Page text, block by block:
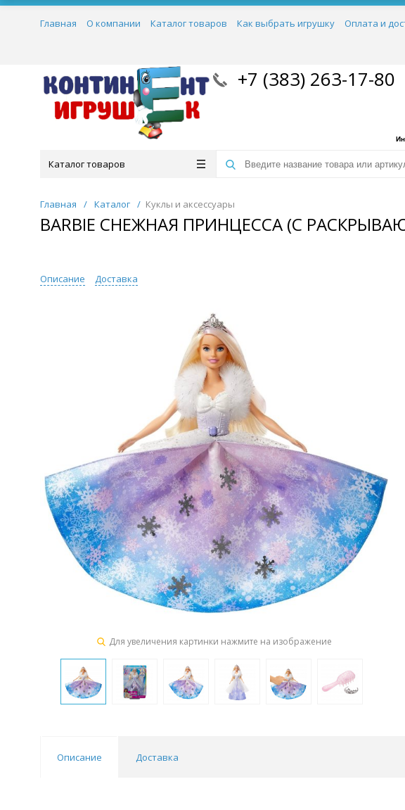
Главная О компании Каталог товаров Как выбрать игрушку Оплата и
+7 (383) 263-17-80
Каталог товаров
Главная / Каталог / Куклы и аксессуары
BARBIE СНЕЖНАЯ ПРИНЦЕССА (С
Описание Доставка
Для увеличения картинки нажмите на изображение
Описание Доставка